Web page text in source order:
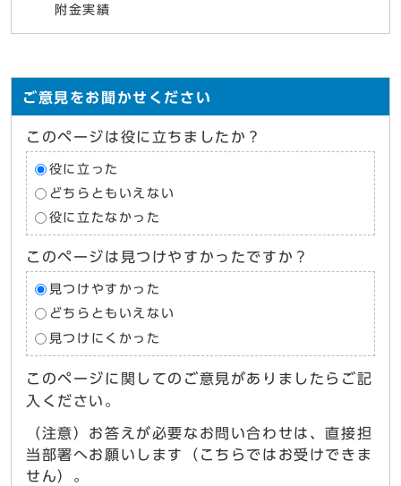
附金実績
ご意見をお聞かせください
このページは役に立ちましたか？
役に立った
どちらともいえない
役に立たなかった
このページは見つけやすかったですか？
見つけやすかった
どちらともいえない
見つけにくかった
このページに関してのご意見がありましたらご記
入ください。
（注意）お答えが必要なお問い合わせは、直接担
当部署へお願いします（こちらではお受けできま
せん）。